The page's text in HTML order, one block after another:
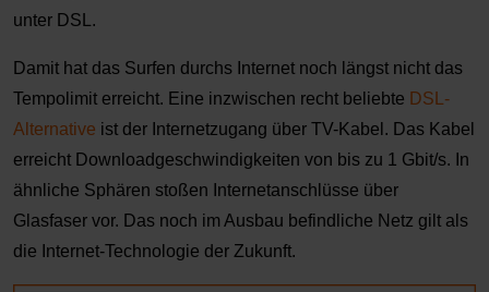
unter DSL.
Damit hat das Surfen durchs Internet noch längst nicht das
Tempolimit erreicht. Eine inzwischen recht beliebte DSL-
Alternative ist der Internetzugang über TV-Kabel. Das Kabel
erreicht Downloadgeschwindigkeiten von bis zu 1 Gbit/s. In
ähnliche Sphären stoßen Internetanschlüsse über
Glasfaser vor. Das noch im Ausbau befindliche Netz gilt als
die Internet-Technologie der Zukunft.